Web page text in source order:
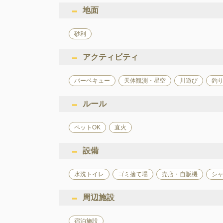
地面
砂利
アクティビティ
バーベキュー 天体観測・星空 川遊び 釣り
ルール
ペットOK 直火
設備
水洗トイレ ゴミ捨て場 売店・自販機 シ
周辺施設
宿泊施設